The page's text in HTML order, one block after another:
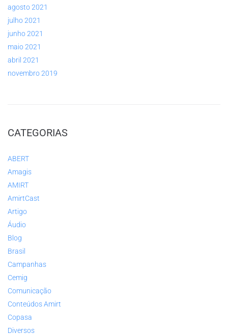
agosto 2021
julho 2021
junho 2021
maio 2021
abril 2021
novembro 2019
CATEGORIAS
ABERT
Amagis
AMIRT
AmirtCast
Artigo
Áudio
Blog
Brasil
Campanhas
Cemig
Comunicação
Conteúdos Amirt
Copasa
Diversos